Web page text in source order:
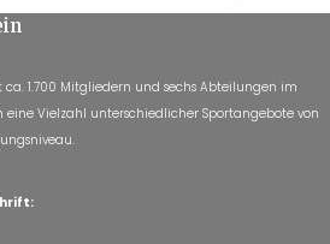
1.700 Mitgliedern und sechs Abteilungen im
eine Vielzahl unterschiedlicher Sportangebote von